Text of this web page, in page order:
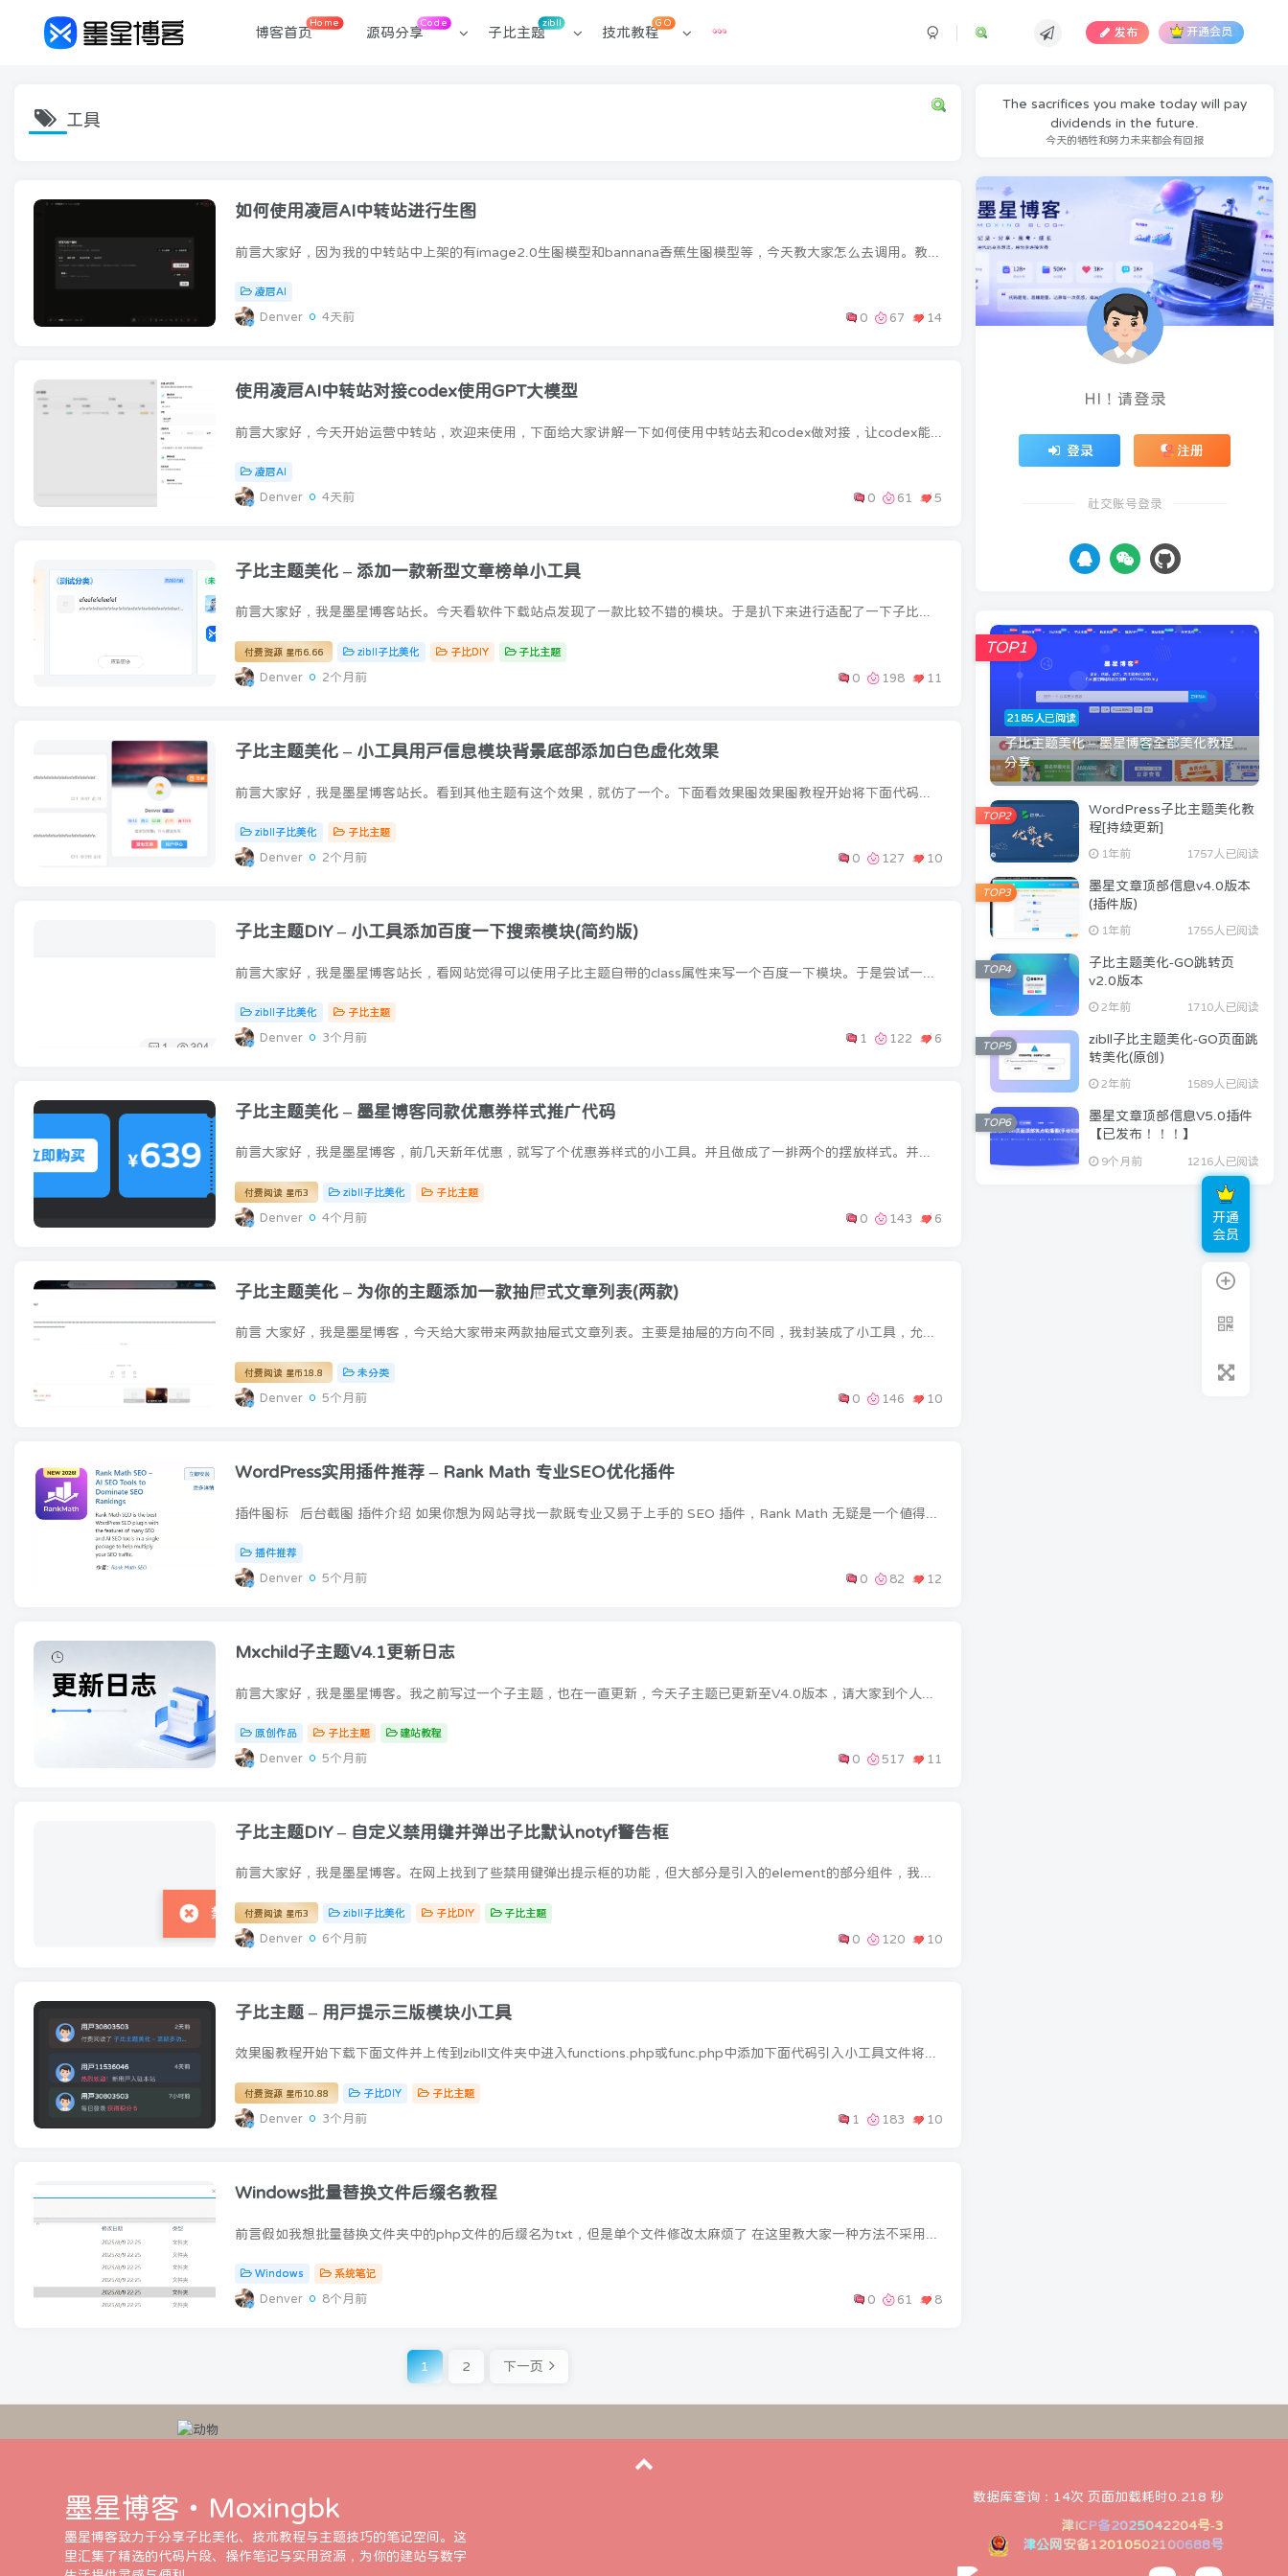
博客首页
Home
源码分享
Code
子比主题
zibll
技术教程
GO
发布 开通会员
工具
如何使用凌启AI中转站进行生图
凌启AI
Denver 4天前 0 67 14
使用凌启AI中转站对接codex使用GPT大模型
凌启AI
Denver 4天前 0 61 5
子比主题美化 – 添加一款新型文章榜单小工具
付费资源 星币 6.66 zibll子比美化 子比DIY 子比主题
Denver 2个月前 0 198 11
子比主题美化 – 小工具用户信息模块背景底部添加白色虚化效果
zibll子比美化 子比主题
Denver 2个月前 0 127 10
子比主题DIY – 小工具添加百度一下搜索模块(简约版)
zibll子比美化 子比主题
Denver 3个月前 1 122 6
子比主题美化 – 墨星博客同款优惠券样式推广代码
付费阅读 星币3 zibll子比美化 子比主题
Denver 4个月前 0 143 6
子比主题美化 – 为你的主题添加一款抽屉式文章列表(两款)
付费阅读 星币 18.8 未分类
Denver 5个月前 0 146 10
WordPress实用插件推荐 – Rank Math 专业SEO优化插件
插件推荐
Denver 5个月前 0 82 12
Mxchild子主题V4.1更新日志
原创作品 子比主题 建站教程
Denver 5个月前 0 517 11
子比主题DIY – 自定义禁用键并弹出子比默认notyf警告框
付费阅读 星币3 zibll子比美化 子比DIY 子比主题
Denver 6个月前 0 120 10
子比主题 – 用户提示三版模块小工具
付费资源 星币 10.88 子比DIY 子比主题
Denver 3个月前 1 183 10
Windows批量替换文件后缀名教程
Windows 系统笔记
Denver 8个月前 0 61 8
1 2 下一页
The sacrifices you make today will pay
dividends in the future.
今天的牺牲和努力未来都会有回报
HI！请登录
登录 注册
社交账号登录
2185人已阅读
子比主题美化 – 墨星博客全部美化教程
分享
TOP1
WordPress子比主题美化教
程[持续更新]
1年前 1757人已阅读
TOP2
墨星文章顶部信息v4.0版本
(插件版)
1年前 1755人已阅读
TOP3
子比主题美化-GO跳转页
v2.0版本
2年前 1710人已阅读
TOP4
zibll子比主题美化-GO页面跳
转美化(原创)
2年前 1589人已阅读
TOP5
墨星文章顶部信息V5.0插件
【已发布！！！】
9个月前 1216人已阅读
TOP6
墨星博客・Moxingbk
墨星博客致力于分享子比美化、技术教程与主题技巧的笔记空间。这
里汇集了精选的代码片段、操作笔记与实用资源，为你的建站与数字
数据库查询：14次 页面加载耗时0.218 秒
津ICP备2025042204号-3
津公网安备12010502100688号
开通
会员